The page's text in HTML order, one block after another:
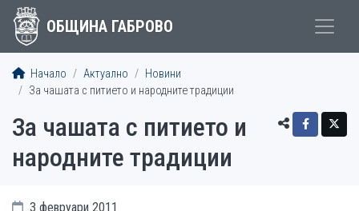
ОБЩИНА ГАБРОВО
Начало Актуално
Новини
За чашата с питието и народните традиции
За чашата с питието и
народните традиции
3 февруари 2011